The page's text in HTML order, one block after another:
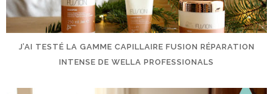
J’AI TESTÉ LA GAMME CAPILLAIRE FUSION RÉPARATION
INTENSE DE WELLA PROFESSIONALS